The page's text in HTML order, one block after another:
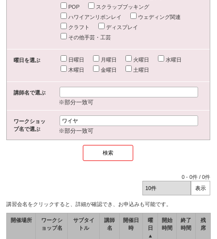
POP
スクラップブッキング
ハワイアンリボンレイ
ウェディング関連
クラフト
ディスプレイ
その他手芸・工芸
曜日を選ぶ 日曜日 月曜日 火曜日
水曜日
木曜日
金曜日 土曜日
講師名で選ぶ
※部分一致可
ワークショッ
プ名で選ぶ
※部分一致可
0 -0件 /0件
講習会名をクリックすると、詳細が確認でき、お申込みも可能です。
開催場所
ワークシ
ョップ名
サブタイ
トル
講師
名
開催日
時
曜
日
▲
開始
時間
終了
時間
残
席